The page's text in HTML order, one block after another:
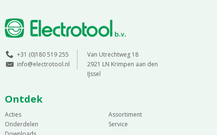
+31 (0)180 519 255
info@electrotool.nl
Van Utrechtweg 18
2921 LN Krimpen aan den
IJssel
Ontdek
Acties
Assortiment
Onderdelen
Service